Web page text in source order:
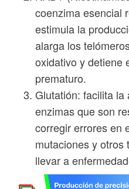
coenzima esencial
estimula la
alarga los
oxidativo y detiene
prematuro.
Glutatión: facilita
enzimas que son
corregir errores en
mutaciones y otros
llevar a